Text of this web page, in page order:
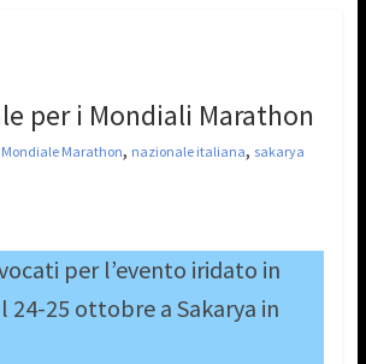
per i Mondiali Marathon
Mondiale Marathon, nazionale italiana, sakarya
per l’evento iridato in
24-25 ottobre a Sakarya in